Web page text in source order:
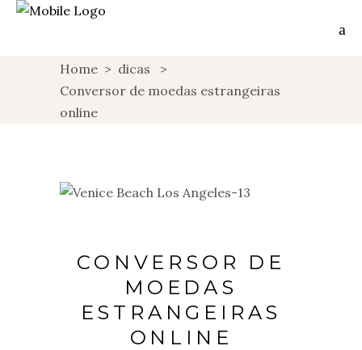
Home > dicas
>
Conversor de moedas estrangeiras
online
CONVERSOR DE
MOEDAS
ESTRANGEIRAS
ONLINE